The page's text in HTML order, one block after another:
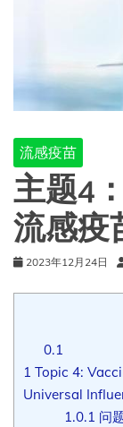
流感疫苗
主题4
流感疫
2023年12月24日
0.1
1 Topic 4:
Universal
1.0.1 问